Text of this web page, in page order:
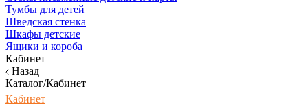
Тумбы для детей
Шведская стенка
Шкафы детские
Ящики и короба
Кабинет
Назад
Каталог/Кабинет
Кабинет